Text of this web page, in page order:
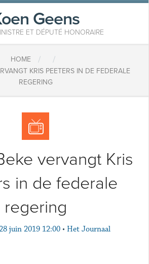
Geens
ET DÉPUTÉ HONORAIRE
HOME / /
KRIS PEETERS IN DE FEDERALE
REGERING
vervangt Kris
in de federale
regering
juin 2019 12:00 • Het Journaal